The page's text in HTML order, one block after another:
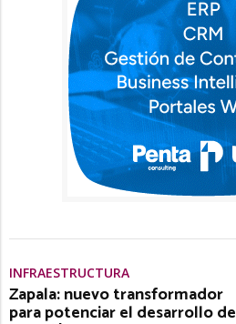
INFRAESTRUCTURA
Zapala: nuevo transformador
para potenciar el desarrollo de